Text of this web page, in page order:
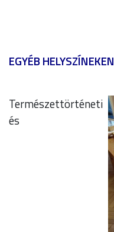
EGYÉB HELYSZÍNEKEN
Természettörténeti
és